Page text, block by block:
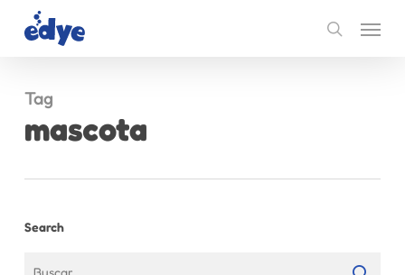
search
Menu
Tag
mascota
Search